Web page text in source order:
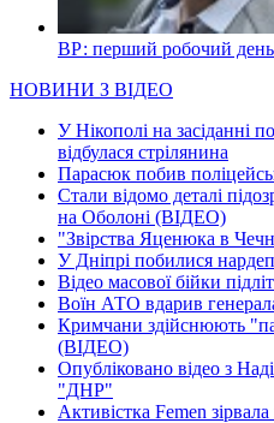
ВР: перший робочий
НОВИНИ З ВІДЕО
У Нікополі на засіданні
відбулася стрілянина
Парасюк побив
Стали відомо деталі
на Оболоні (ВІДЕО)
"Звірства Яценюка в
У Дніпрі побилися
Відео масової бійки
Воїн АТО вдарив
Кримчани здійснюють
(ВІДЕО)
Опубліковано відео з
"ДНР"
Активістка Femen